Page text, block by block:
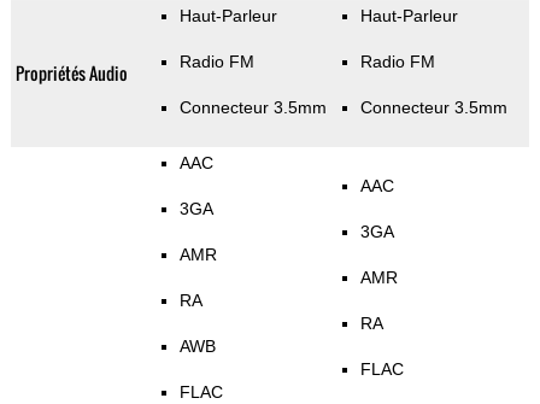
Propriétés Audio
Haut-Parleur
Radio FM
Connecteur 3.5mm
Haut-Parleur
Radio FM
Connecteur 3.5mm
AAC
3GA
AMR
RA
AWB
FLAC
AAC
3GA
AMR
RA
FLAC